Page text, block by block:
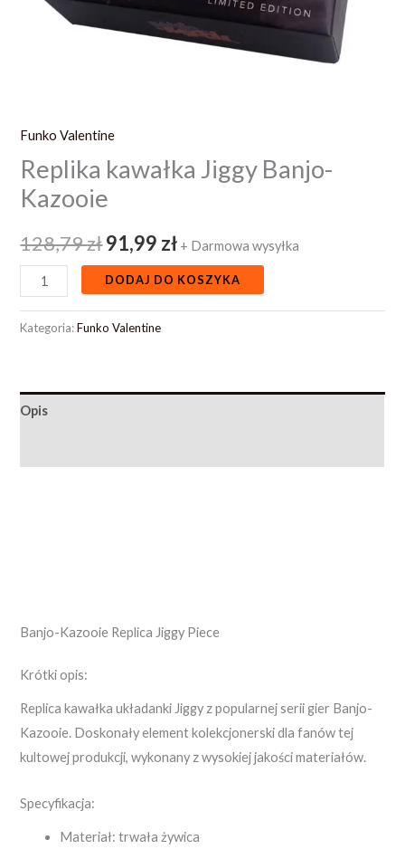
Funko Valentine
Replika kawałka Jiggy Banjo-
Kazooie
128,79zł91,99 zł + Darmowa wysyłka
DODAJ DO KOSZYKA
Kategoria:Funko Valentine
Opis
Banjo-Kazooie Replica Jiggy Piece
Krótki opis:
Replica kawałka układanki Jiggy z popularnej serii gier Banjo-
Kazooie. Doskonały element kolekcjonerski dla fanów tej
kultowej produkcji, wykonany z wysokiej jakości materiałów.
Specyfikacja:
Materiał: trwała żywica